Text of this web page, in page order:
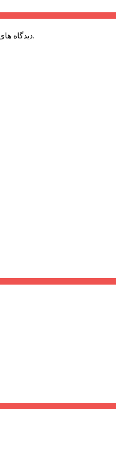
دیدگاه های ارسال شده توسط شما، پس از تایید توسط خبرگزاری الف در وب منتشر خواهد شد.